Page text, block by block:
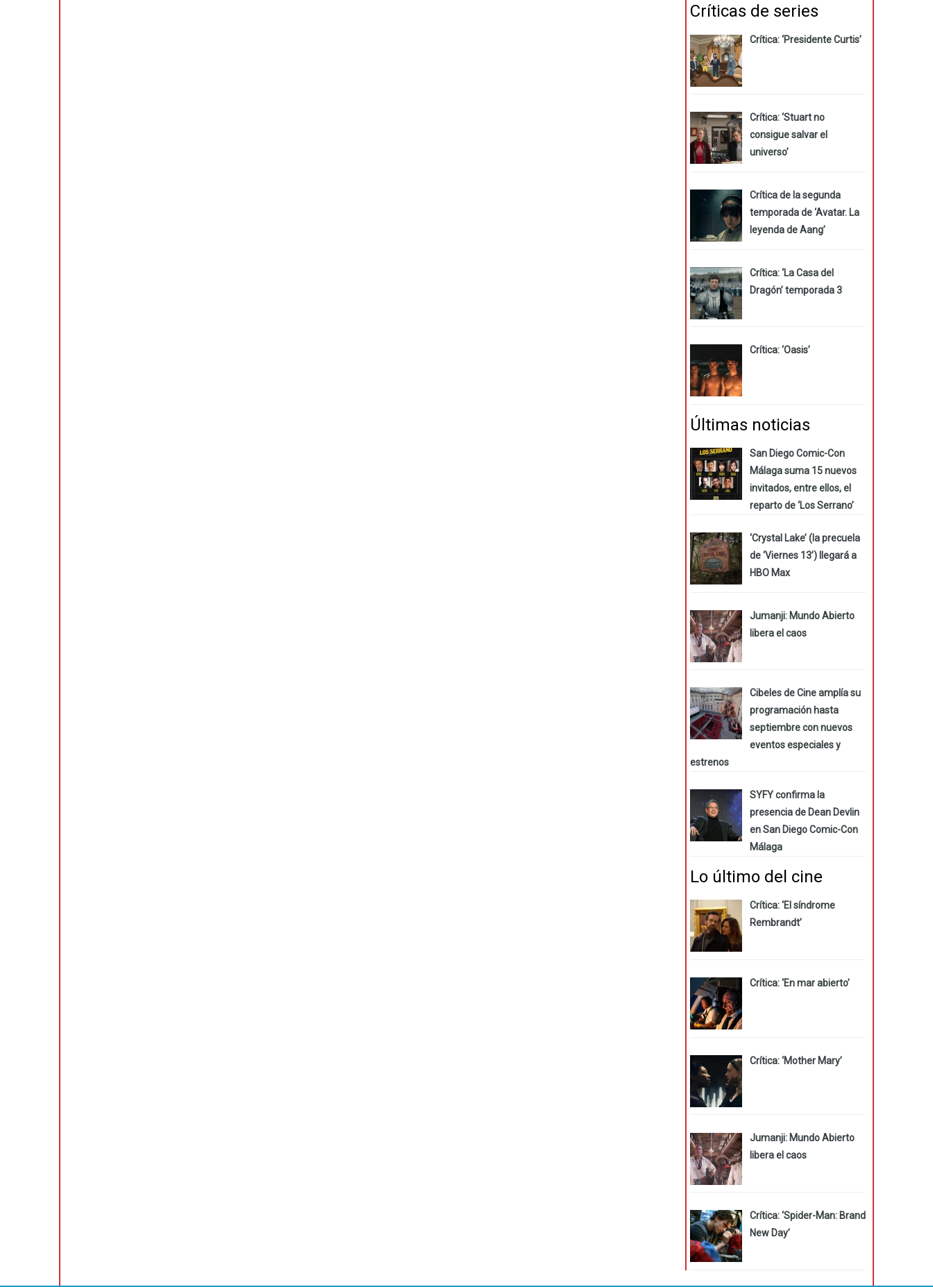
Críticas de series
Crítica: ‘Presidente Curtis’
Crítica: ‘Stuart no
consigue salvar el
universo’
Crítica de la segunda
temporada de ‘Avatar. La
leyenda de Aang’
Crítica: ‘La Casa del
Dragón’ temporada 3
Crítica: ‘Oasis’
Últimas noticias
San Diego Comic-Con
Málaga suma 15 nuevos
invitados, entre ellos, el
reparto de ‘Los Serrano’
‘Crystal Lake’ (la precuela
de ‘Viernes 13’) llegará a
HBO Max
Jumanji: Mundo Abierto
libera el caos
Cibeles de Cine amplía su
programación hasta
septiembre con nuevos
eventos especiales y
estrenos
SYFY confirma la
presencia de Dean Devlin
en San Diego Comic-Con
Málaga
Lo último del cine
Crítica: ‘El síndrome
Rembrandt’
Crítica: ‘En mar abierto’
Crítica: ‘Mother Mary’
Jumanji: Mundo Abierto
libera el caos
Crítica: ‘Spider-Man: Brand
New Day’